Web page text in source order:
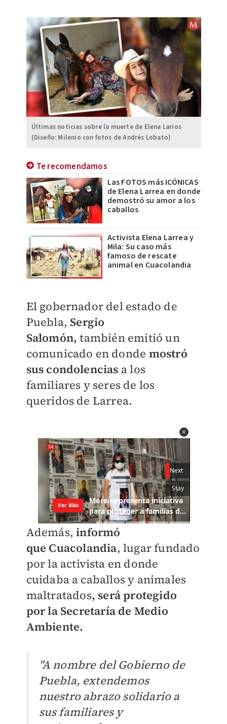
Últimas noticias sobre la muerte de Elena Larios
(Diseño: Milenio con fotos de Andrés Lobato)
Te recomendamos
Las FOTOS más ICÓNICAS
de Elena Larrea en donde
demostró su amor a los
caballos
Activista Elena Larrea y
Mila: Su caso más
famoso de rescate
animal en Cuacolandia
El gobernador del estado de
Puebla, Sergio
Salomón, también emitió un
comunicado en donde mostró
sus condolencias a los
familiares y seres de los
queridos de Larrea.
Además, informó
que Cuacolandia, lugar fundado
por la activista en donde
cuidaba a caballos y animales
maltratados, será protegido
porla Secretaría de Medio
Ambiente.
"A nombre del Gobierno de
Puebla, extendemos
nuestro abrazo solidario a
sus familiares y